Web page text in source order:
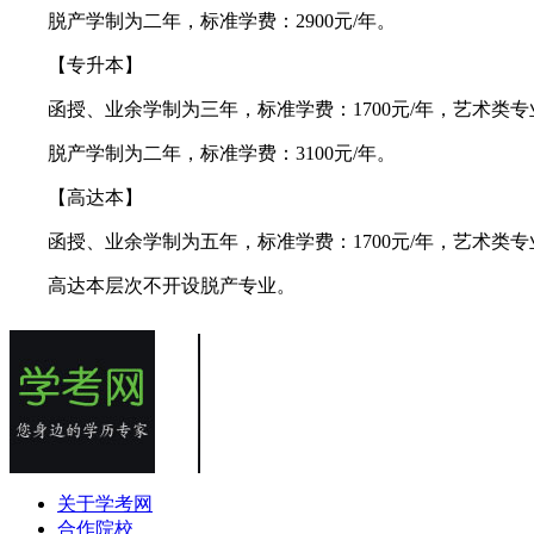
脱产学制为二年，标准学费：2900元/年。
【专升本】
函授、业余学制为三年，标准学费：1700元/年，艺术类专
脱产学制为二年，标准学费：3100元/年。
【高达本】
函授、业余学制为五年，标准学费：1700元/年，艺术类专
高达本层次不开设脱产专业。
关于学考网
合作院校